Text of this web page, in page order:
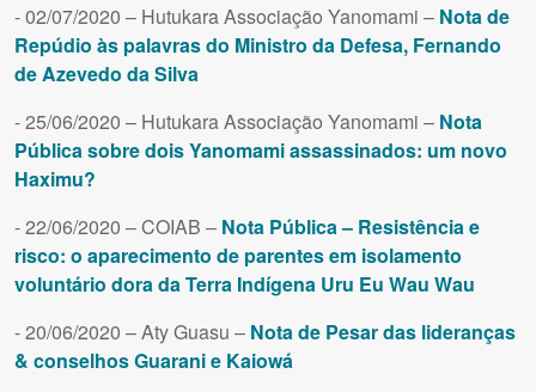
- 02/07/2020 – Hutukara Associação Yanomami – Nota de
Repúdio às palavras do Ministro da Defesa, Fernando
de Azevedo da Silva
- 25/06/2020 – Hutukara Associação Yanomami – Nota
Pública sobre dois Yanomami assassinados: um novo
Haximu?
- 22/06/2020 – COIAB – Nota Pública – Resistência e
risco: o aparecimento de parentes em isolamento
voluntário dora da Terra Indígena Uru Eu Wau Wau
- 20/06/2020 – Aty Guasu – Nota de Pesar das lideranças
& conselhos Guarani e Kaiowá